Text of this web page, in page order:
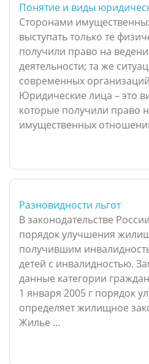
Понятие и виды
Сторонами
выступать только те
получили право на
деятельности; та же
современных
Юридические лица – это
которые получили право
имущественных
Разновидности льгот
В законодательстве
порядок улучшения
получившим
детей с инвалидностью.
данные категории
1 января 2005 г порядок
определяет жилищное
Жилье ...